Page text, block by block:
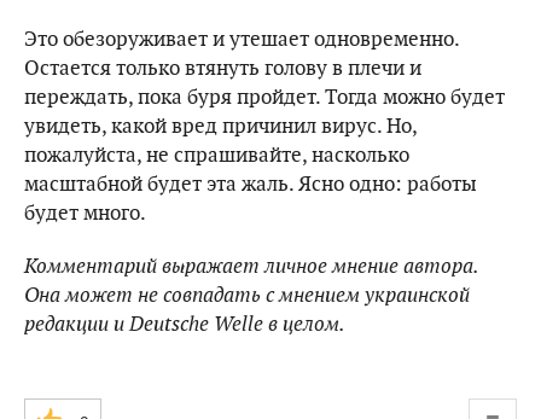
Это обезоруживает и утешает одновременно.
Остается только втянуть голову в плечи и
переждать, пока буря пройдет. Тогда можно будет
увидеть, какой вред причинил вирус. Но,
пожалуйста, не спрашивайте, насколько
масштабной будет эта жаль. Ясно одно: работы
будет много.
Комментарий выражает личное мнение автора.
Она может не совпадать с мнением украинской
редакции и Deutsche Welle в целом.